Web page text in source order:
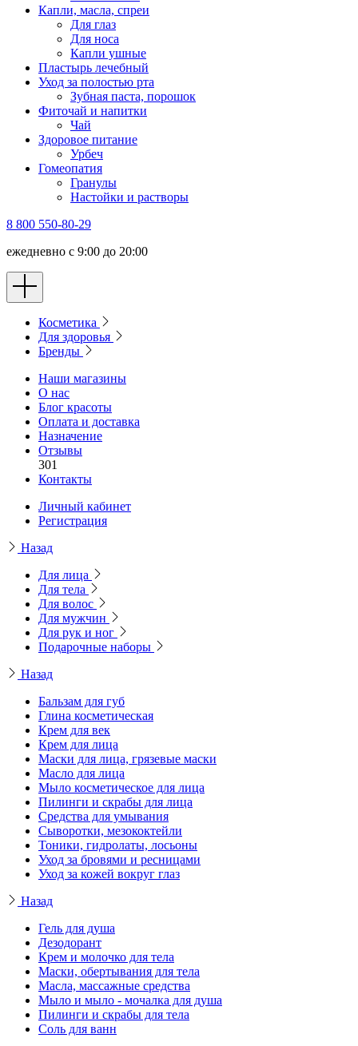
Капли, масла, спреи
Для глаз
Для носа
Капли ушные
Пластырь лечебный
Уход за полостью рта
Зубная паста, порошок
Фиточай и напитки
Чай
Здоровое питание
Урбеч
Гомеопатия
Гранулы
Настойки и растворы
8 800 550-80-29
ежедневно с 9:00 до 20:00
Косметика
Для здоровья
Бренды
Наши магазины
О нас
Блог красоты
Оплата и доставка
Назначение
Отзывы
301
Контакты
Личный кабинет
Регистрация
Назад
Для лица
Для тела
Для волос
Для мужчин
Для рук и ног
Подарочные наборы
Назад
Бальзам для губ
Глина косметическая
Крем для век
Крем для лица
Маски для лица, грязевые маски
Масло для лица
Мыло косметическое для лица
Пилинги и скрабы для лица
Средства для умывания
Сыворотки, мезококтейли
Тоники, гидролаты, лосьоны
Уход за бровями и ресницами
Уход за кожей вокруг глаз
Назад
Гель для душа
Дезодорант
Крем и молочко для тела
Маски, обертывания для тела
Масла, массажные средства
Мыло и мыло - мочалка для душа
Пилинги и скрабы для тела
Соль для ванн